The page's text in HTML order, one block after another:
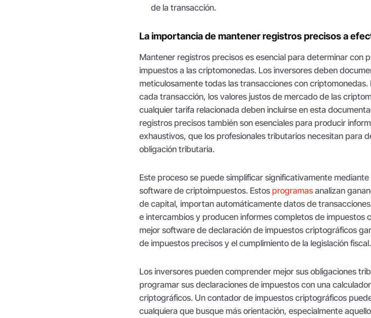
de la transacción.
La importancia de mantener registros precisos a
Mantener registros precisos es esencial para determinar con
impuestos a las criptomonedas. Los inversores deben
meticulosamente todas las transacciones con criptomonedas.
cada transacción, los valores justos de mercado de las
cualquier tarifa relacionada deben incluirse en esta
registros precisos también son esenciales para producir
exhaustivos, que los profesionales tributarios necesitan para
obligación tributaria.
Este proceso se puede simplificar significativamente mediante
software de criptoimpuestos. Estosprogramas analizan
de capital, importan automáticamente datos de
e intercambios y producen informes completos de impuestos
mejor software de declaración de impuestos criptográficos
de impuestos precisos y el cumplimiento de la legislación fiscal.
Los inversores pueden comprender mejor sus obligaciones
programar sus declaraciones de impuestos con una
criptográficos. Un contador de impuestos criptográficos
cualquiera que busque más orientación, especialmente